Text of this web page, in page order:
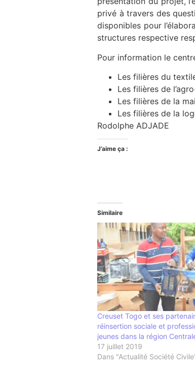
privé à travers des
disponibles pour
structures respective
Pour information le
Les filières du
Les filières de
Les filières de la
Les filières de la
Rodolphe ADJADE
J’aime ça :
Similaire
Creuset Togo et ses
réinsertion sociale et
jeunes dans la région
17 juillet 2019
Dans "Actualité Société